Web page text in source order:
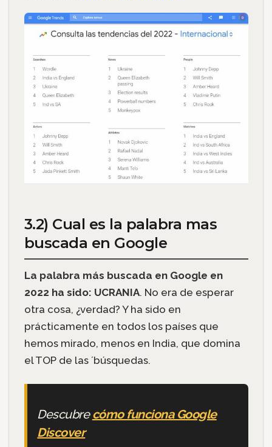
3.2) Cual es la palabra mas
buscada en Google
La palabra más buscada en Google en
2022 ha sido: UCRANIA. No era de esperar
otra cosa, ¿verdad? Y ha sido en
prácticamente en todos los países que
hemos mirado, menos en India, que domina
el TOP de las ´búsquedas.
Descubrecómo funciona Google
Discover